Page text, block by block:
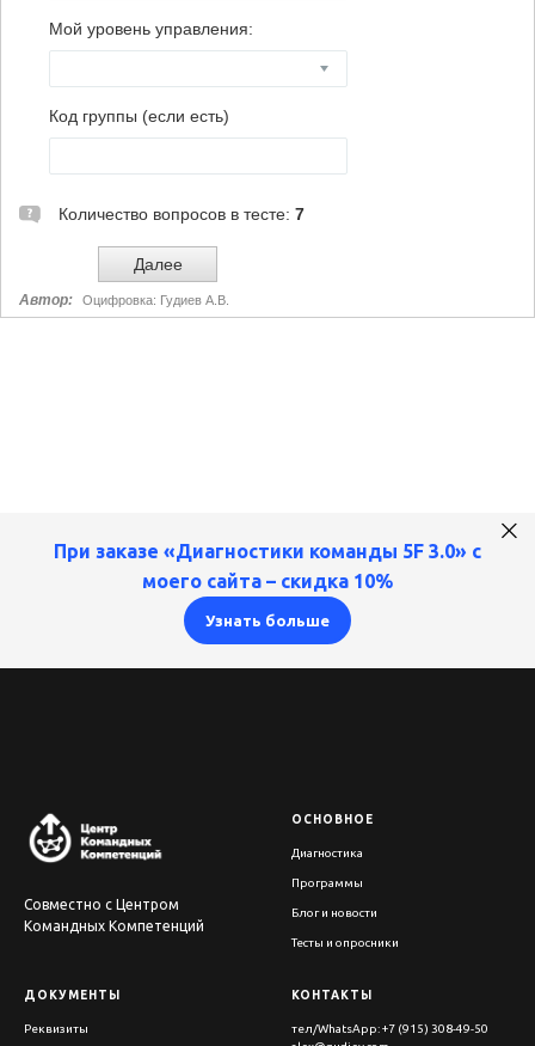
При заказе «Диагностики команды 5F 3.0» с
моего сайта – cкидка 10%
Узнать больше
Совместно с Центром
Командных Компетенций
ОСНОВНОЕ
Диагностика
Программы
Блог и новости
Тесты и опросники
ДОКУМЕНТЫ
Реквизиты
КОНТАКТЫ
тел/WhatsApp: +7 (915) 308-49-50